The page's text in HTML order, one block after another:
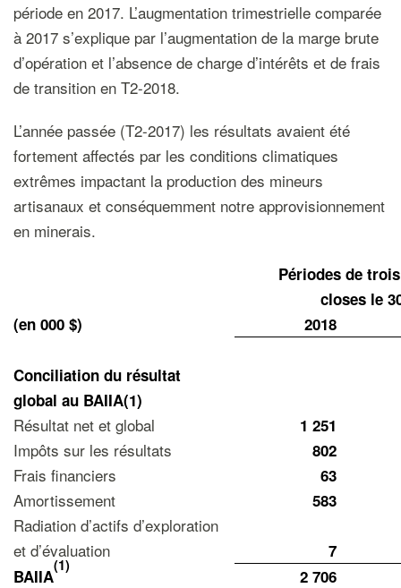
période en 2017. L’augmentation trimestrielle comparée
à 2017 s’explique par l’augmentation de la marge brute
d’opération et l’absence de charge d’intérêts et de frais
de transition en T2-2018.
L’année passée (T2-2017) les résultats avaient été
fortement affectés par les conditions climatiques
extrêmes impactant la production des mineurs
artisanaux et conséquemment notre approvisionnement
en minerais.
Périodes de
closes le
(en 000 $)
2018
Conciliation du résultat
global au BAIIA(1)
Résultat net et global 1 251
Impôts sur les résultats 802
Frais financiers 63
Amortissement 583
Radiation d’actifs d’exploration
et d’évaluation
7
BAIIA
(1)
2 706